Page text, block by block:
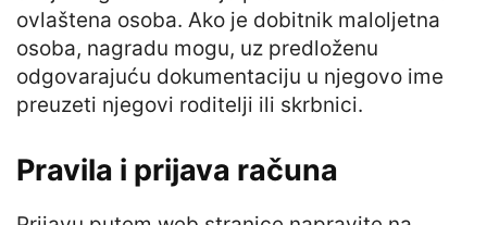
ovlaštena osoba. Ako je dobitnik maloljetna
osoba, nagradu mogu, uz predloženu
odgovarajuću dokumentaciju u njegovo ime
preuzeti njegovi roditelji ili skrbnici.
Pravila i prijava računa